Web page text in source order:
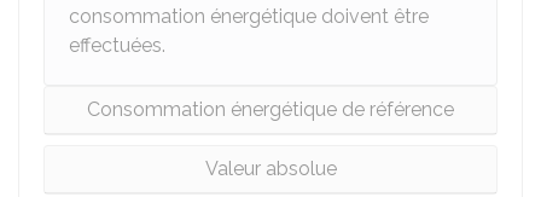
consommation énergétique doivent être
effectuées.
Consommation énergétique de référence
Valeur absolue